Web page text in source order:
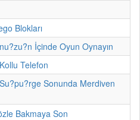
Blokları
İçinde Oyun Oynayın
Telefon
Sonunda Merdiven
Bakmaya Son